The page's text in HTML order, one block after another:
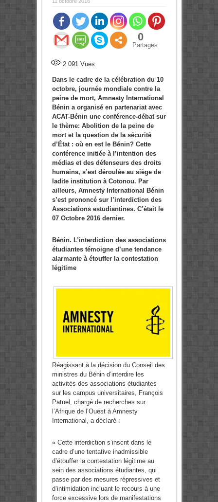
0
Partages
2 091Vues
Dans le cadre de la célébration du 10
octobre, journée mondiale contre la
peine de mort, Amnesty International
Bénin a organisé en partenariat avec
ACAT-Bénin une conférence-débat sur
le thème: Abolition de la peine de
mort et la question de la sécurité
d’État : où en est le Bénin? Cette
conférence initiée à l’intention des
médias et des défenseurs des droits
humains, s’est déroulée au siège de
ladite institution à Cotonou. Par
ailleurs, Amnesty International Bénin
s’est prononcé sur l’interdiction des
Associations estudiantines. C’était le
07 Octobre 2016 dernier.
Bénin. L’interdiction des associations
étudiantes témoigne d’une tendance
alarmante à étouffer la contestation
légitime
Réagissant à la décision du Conseil des
ministres du Bénin d’interdire les
activités des associations étudiantes
sur les campus universitaires, François
Patuel, chargé de recherches sur
l’Afrique de l’Ouest à Amnesty
International, a déclaré :
« Cette interdiction s’inscrit dans le
cadre d’une tentative inadmissible
d’étouffer la contestation légitime au
sein des associations étudiantes, qui
passe par des mesures répressives et
d’intimidation incluant le recours à une
force excessive lors de manifestations